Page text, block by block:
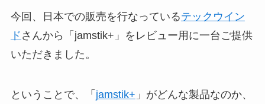
今回、日本での販売を行なっているテックウイン
ド さんから「jamstik+」をレビュー用に一台ご提供
いただきました。
ということで、「 jamstik+ 」がどんな製品なのか、